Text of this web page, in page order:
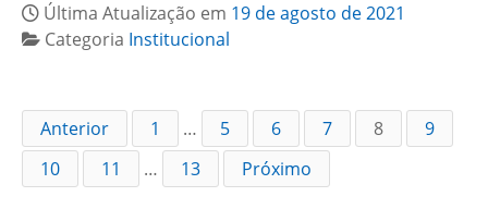
Última Atualização em 19 de agosto de 2021
Categoria Institucional
Anterior 1 … 5 6 7 8
9
10
11 … 13 Próximo